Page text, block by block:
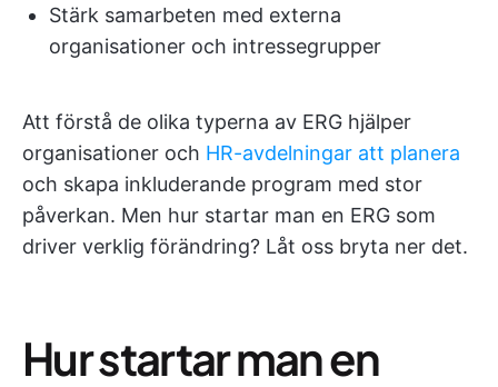
Stärk samarbeten med externa
organisationer och intressegrupper
Att förstå de olika typerna av ERG hjälper
organisationer och HR-avdelningar att planera
och skapa inkluderande program med stor
påverkan. Men hur startar man en ERG som
driver verklig förändring? Låt oss bryta ner det.
Hur startar man en